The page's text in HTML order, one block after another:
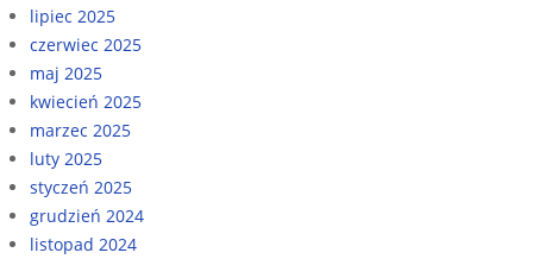
lipiec 2025
czerwiec 2025
maj 2025
kwiecień 2025
marzec 2025
luty 2025
styczeń 2025
grudzień 2024
listopad 2024